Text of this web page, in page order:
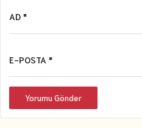
AD *
E-POSTA *
Yorumu Gönder